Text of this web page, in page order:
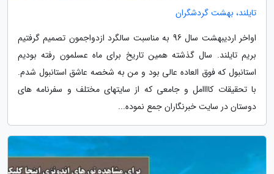
تایلند، بهشت گردشگران
اواخر اردیبهشت سال 96 به مناسبت سالگرد ازدواجمون تصمیم گرفتیم
بریم تایلند. سال گذشته همین تاریخ برای ماه عسلمون رفته بودیم
استانبول که فوق العاده عالی بود و من به شخصه عاشق استانبول شدم.
با تحقیقات کاااامل و جامعی که از سایتهای مختلف و سفرنامه های
دوستان در سایت خبرنگاران جمع نموده...